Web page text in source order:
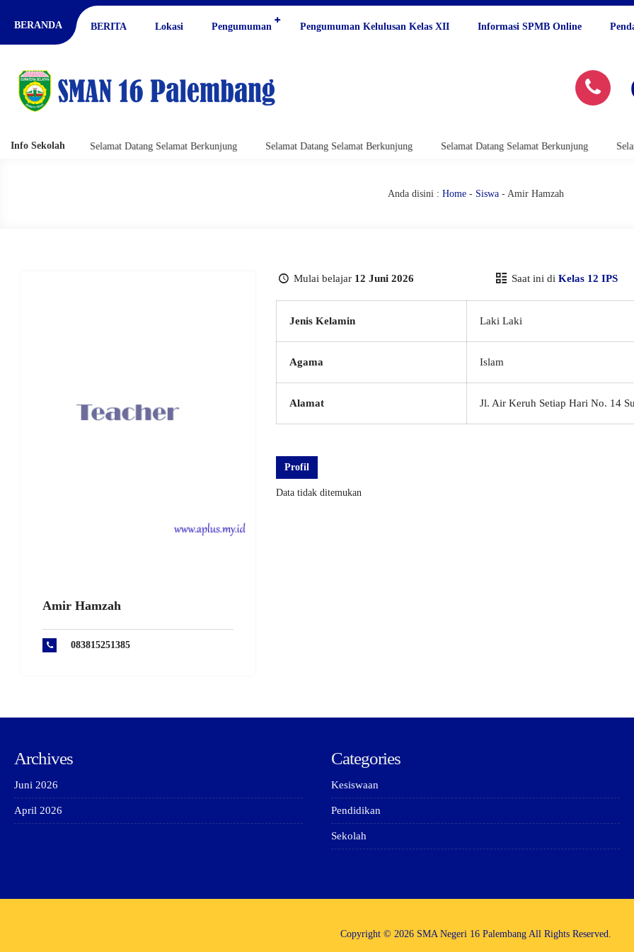
BERANDA BERITA Lokasi Pengumuman Pengumuman Kelulusan Kelas XII Informasi SPMB Online
Info Sekolah Selamat Datang Selamat Berkunjung Selamat Datang Selamat Berkunjung Selamat Datang Selamat Berkunjung
Anda disini : Home- Siswa- Amir Hamzah
Amir Hamzah
083815251385
Mulai belajar 12 Juni 2026 Saat ini di Kelas 12 IPS
Jenis Kelamin Laki Laki
Agama Islam
Alamat Jl. Air Keruh Setiap Hari No. 14
Profil
Data tidak ditemukan
Archives
Juni 2026
April 2026
Categories
Kesiswaan
Pendidikan
Sekolah
Copyright © 2026 SMA Negeri 16 Palembang All Rights Reserved.